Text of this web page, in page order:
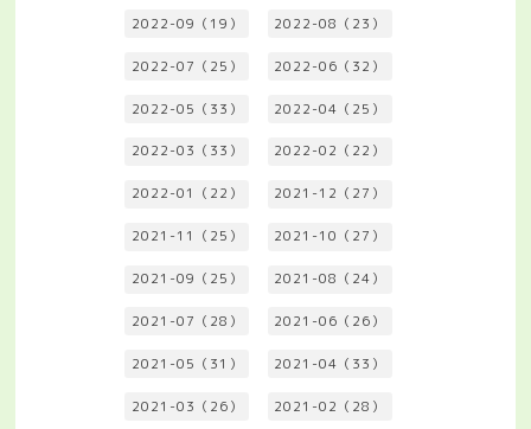
2022-09（19） 2022-08（23）
2022-07（25） 2022-06（32）
2022-05（33） 2022-04（25）
2022-03（33） 2022-02（22）
2022-01（22） 2021-12（27）
2021-11（25） 2021-10（27）
2021-09（25） 2021-08（24）
2021-07（28） 2021-06（26）
2021-05（31） 2021-04（33）
2021-03（26） 2021-02（28）